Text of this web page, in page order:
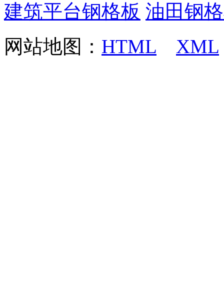
建筑平台钢格板 油田钢
网站地图： HTML XML